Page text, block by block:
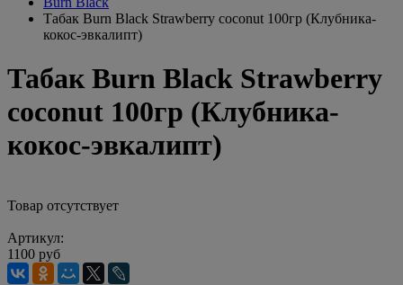
Табак Burn Black Strawberry coconut 100гр (Клубника-
кокос-эвкалипт)
Табак Burn Black Strawberry
coconut 100гр (Клубника-
кокос-эвкалипт)
Товар отсутствует
Артикул:
1100 руб